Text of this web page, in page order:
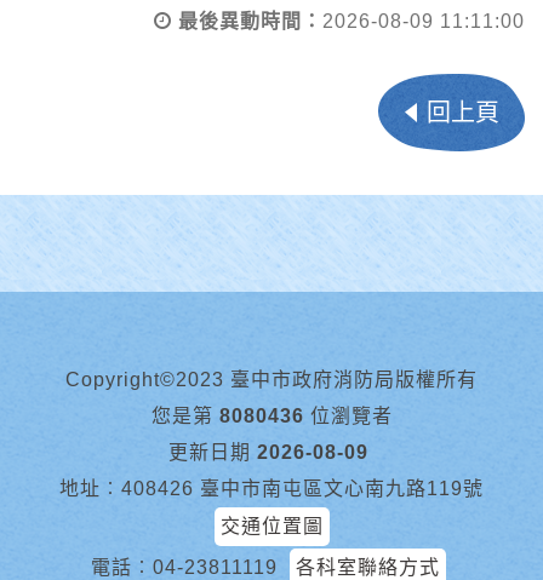
最後異動時間： 2026-08-09 11:11:00
回上頁
Copyright©2023 臺中市政府消防局版權所有
您是第 8080436 位瀏覽者
更新日期 2026-08-09
地址︰408426 臺中市南屯區文心南九路119號
交通位置圖
電話︰ 04-23811119
各科室聯絡方式